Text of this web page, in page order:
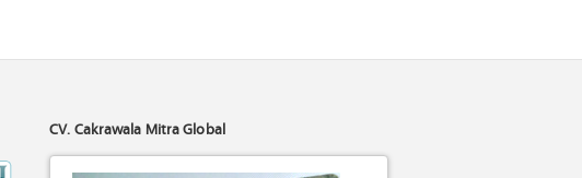
CV. Cakrawala Mitra Global